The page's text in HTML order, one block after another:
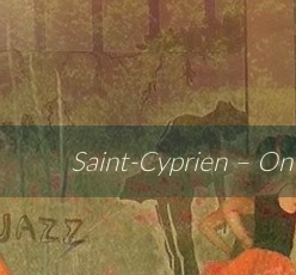
Saint-Cyprien –